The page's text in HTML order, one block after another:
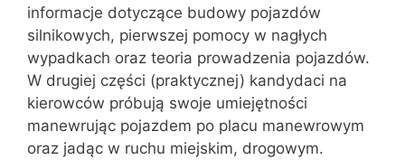
informacje dotyczące budowy pojazdów
silnikowych, pierwszej pomocy w nagłych
wypadkach oraz teoria prowadzenia pojazdów.
W drugiej części (praktycznej) kandydaci na
kierowców próbują swoje umiejętności
manewrując pojazdem po placu manewrowym
oraz jadąc w ruchu miejskim, drogowym.